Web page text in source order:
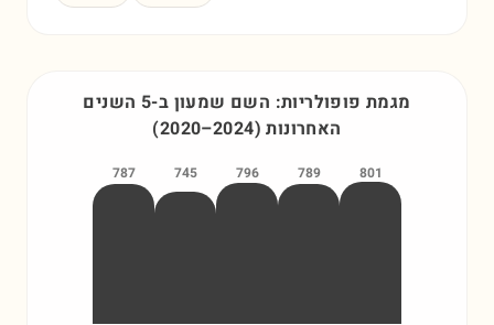
מגמת פופולריות: השם שמעון
ב-5 השנים
האחרונות
(2020–2024)
801
789
796
745
787